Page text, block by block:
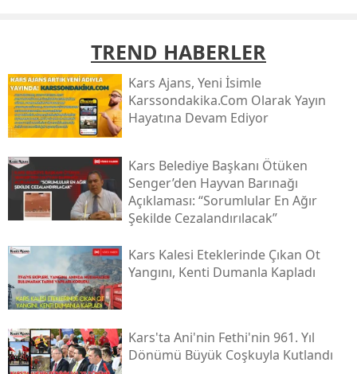
TREND HABERLER
Kars Ajans, Yeni İsimle
Karssondakika.com Olarak Yayın
Hayatına Devam Ediyor
Kars Belediye Başkanı Ötüken
Senger’den Hayvan Barınağı
Açıklaması: “sorumlular En Ağır
Şekilde Cezalandırılacak”
Kars Kalesi Eteklerinde Çıkan Ot
Yangını, Kenti Dumanla Kapladı
Kars'ta Ani'nin Fethi'nin 961. Yıl
Dönümü Büyük Coşkuyla Kutlandı